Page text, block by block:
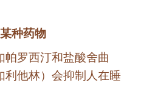
种药物
帕罗西汀和盐酸舍曲
利他林）会抑制人在睡